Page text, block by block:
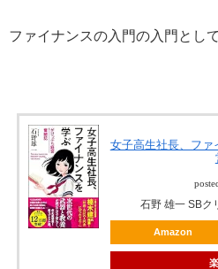
ファイナンスの入門の入門とし
女子高生社長、ファ
石野 雄一 SBク
Amazon